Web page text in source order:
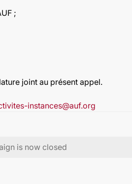
;
joint au présent appel.
instances@auf.org
is now closed